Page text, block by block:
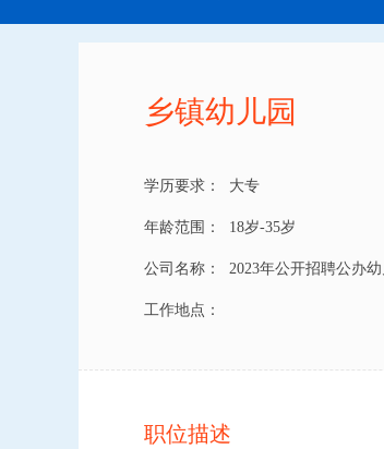
乡镇幼儿园
学历要求： 大专
年龄范围： 18岁-35岁
公司名称： 2023年公开招聘公办
工作地点：
职位描述